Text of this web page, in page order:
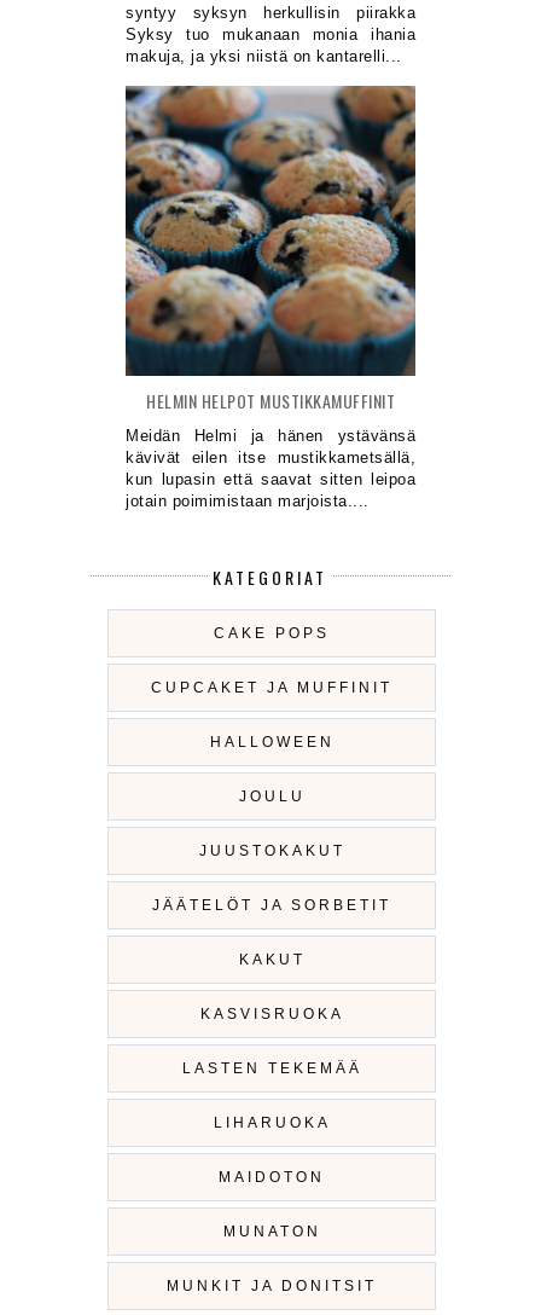
syntyy syksyn herkullisin piirakka
Syksy tuo mukanaan monia ihania
makuja, ja yksi niistä on kantarelli...
HELMIN HELPOT MUSTIKKAMUFFINIT
Meidän Helmi ja hänen ystävänsä
kävivät eilen itse mustikkametsällä,
kun lupasin että saavat sitten leipoa
jotain poimimistaan marjoista....
KATEGORIAT
CAKE POPS
CUPCAKET JA MUFFINIT
HALLOWEEN
JOULU
JUUSTOKAKUT
JÄÄTELÖT JA SORBETIT
KAKUT
KASVISRUOKA
LASTEN TEKEMÄÄ
LIHARUOKA
MAIDOTON
MUNATON
MUNKIT JA DONITSIT